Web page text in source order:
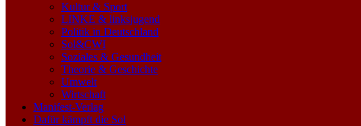
Kultur & Sport
LINKE & linksjugend
Politik in Deutschland
Sol&CWI
Soziales & Gesundheit
Theorie & Geschichte
Umwelt
Wirtschaft
Manifest-Verlag
Dafür kämpft die Sol